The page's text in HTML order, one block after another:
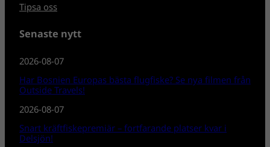
Tipsa oss
Senaste nytt
2026-08-07
Har Bosnien Europas bästa flugfiske? Se nya filmen från
Outside Travels!
2026-08-07
Snart kräftfiskepremiär – fortfarande platser kvar i
Delsjön!